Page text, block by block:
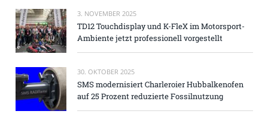
3. NOVEMBER 2025
TD12 Touchdisplay und K-FleX im Motorsport-
Ambiente jetzt professionell vorgestellt
30. OKTOBER 2025
SMS modernisiert Charleroier Hubbalkenofen
auf 25 Prozent reduzierte Fossilnutzung